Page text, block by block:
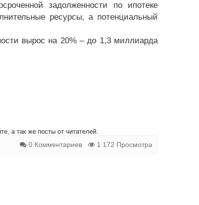
задолженности по ипотеке
ресурсы, а потенциальный
вырос на 20% – до 1,3 миллиарда
а так же посты от читателей.
0 Комментариев 1 172 Просмотра